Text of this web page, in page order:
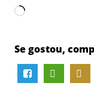
Carregando...
Se gostou,